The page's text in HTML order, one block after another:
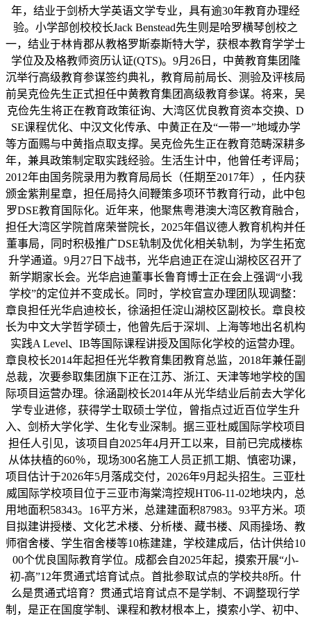
年，结业于剑桥大学英语文学专业，具有逾30年教育办理经
验。小学部创校校长Jack Benstead先生则是哈罗横琴创校之
一，结业于林肯郡从教格罗斯泰斯特大学，获根本教育学学士
学位及及格教师资历认证(QTS)。9月26日，中黄教育集团隆
沉举行高级教育参谋签约典礼，教育局前局长、测验及评核局
前吴克俭先生正式担任中黄教育集团高级教育参谋。将来，吴
克俭先生将正在教育政策征询、大湾区优良教育资本交换、D
SE课程优化、中汉文化传承、中黄正在及“一带一”地域办学
等方面赐与中黄指点取支撑。吴克俭先生正在教育范畴深耕多
年，兼具政策制定取实践经验。生活生计中，他曾任考评局；
2012年由国务院录用为教育局局长（任期至2017年），任内获
颁金紫荆星章，担任局持久间鞭策多项环节教育行动，此中包
罗DSE教育国际化。近年来，他聚焦粤港澳大湾区教育融合，
担任大湾区学院首席荣誉院长，2025年倡议德人教育机构并任
董事局，同时积极推广DSE轨制及优化相关轨制，为学生拓宽
升学通道。9月27日下战书，光华启迪正在淀山湖校区召开了
新学期家长会。光华启迪董事长鲁育博士正在会上强调“小我
学校”的定位并不变成长。同时，学校官宣办理团队现调整：
章良担任光华启迪校长，徐涵担任淀山湖校区副校长。章良校
长为中文大学哲学硕士，他曾先后于深圳、上海等地出名机构
实践A Level、IB等国际课程讲授及国际化学校的运营办理。
章良校长2014年起担任光华教育集团教育总监，2018年兼任副
总裁，次要参取集团旗下正在江苏、浙江、天津等地学校的国
际项目运营办理。徐涵副校长2014年从光华结业后前去大学化
学专业进修，获得学士取硕士学位，曾指点过近百位学生升
入、剑桥大学化学、生化专业深制。据三亚杜威国际学校项目
担任人引见，该项目自2025年4月开工以来，目前已完成楼栋
从体扶植的60％，现场300名施工人员正抓工期、慎密功课，
项目估计于2026年5月落成交付，2026年9月起头招生。三亚杜
威国际学校项目位于三亚市海棠湾控规HT06-11-02地块内，总
用地面积58343。16平方米，总建建面积87983。93平方米。项
目拟建讲授楼、文化艺术楼、分析楼、藏书楼、风雨操场、教
师宿舍楼、学生宿舍楼等10栋建建，学校建成后，估计供给10
00个优良国际教育学位。成都会自2025年起，摸索开展“小-
初-高”12年贯通式培育试点。首批参取试点的学校共8所。什
么是贯通式培育？贯通式培育试点不是学制、不调整现行学
制，是正在国度学制、课程和教材根本上，摸索小学、初中、